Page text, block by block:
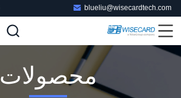
blueliu@wisecardtech.com
محصولات